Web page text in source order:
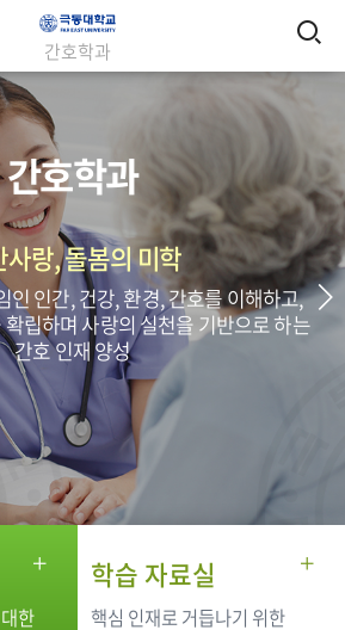
극
동
학
교
간호학과
검
간호학과
사랑, 돌봄의 미학
인 인간, 건강, 환경, 간호를 이해하고,
립하며 사랑의 실천을 기반으로 하는
간호 인재 양성
한
학습 자료실
핵심 인재로 거듭나기 위한